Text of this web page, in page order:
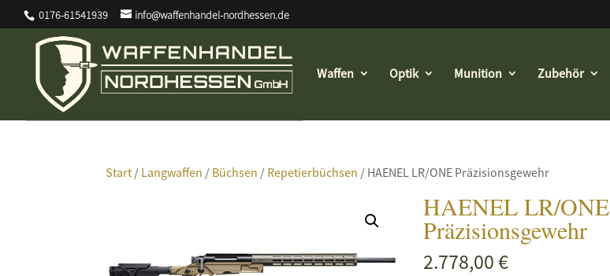
0176-61541939 info@waffenhandel-nordhessen.de
Waffen Optik Munition Zubehör
Start / Langwaffen / Büchsen / Repetierbüchsen / HAENEL LR/ONE Präzisionsgewehr
HAENEL LR/ONE
Präzisionsgewehr
2.778,00€